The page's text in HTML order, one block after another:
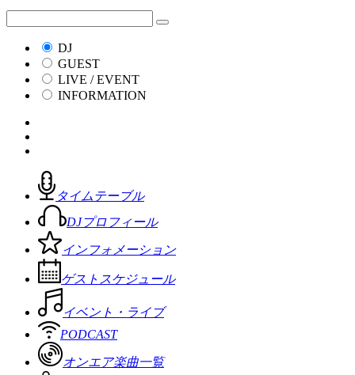
DJ
GUEST
LIVE / EVENT
INFORMATION
タイムテーブル
DJプロフィール
インフォメーション
ゲストスケジュール
イベント・ライブ
PODCAST
オンエア楽曲一覧